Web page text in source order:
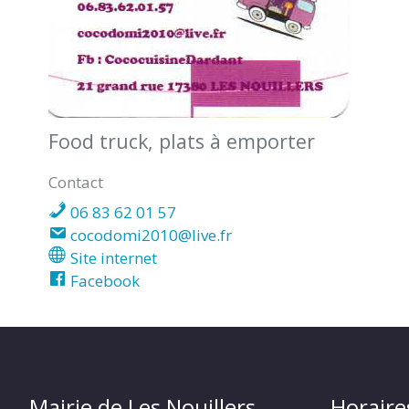
Food truck, plats à emporter
Contact
06 83 62 01 57
cocodomi2010@live.fr
Site internet
Facebook